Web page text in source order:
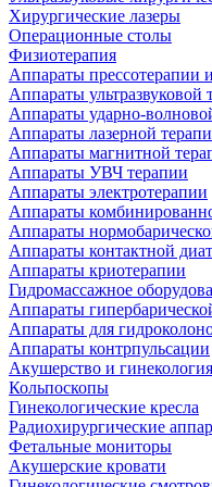
Хирургические лазеры
Операционные столы
Физиотерапия
Аппараты прессотерапии
Аппараты ультразвуковой
Аппараты ударно-
Аппараты лазерной
Аппараты магнитной
Аппараты УВЧ терапии
Аппараты электротерапии
Аппараты
Аппараты
Аппараты контактной
Аппараты криотерапии
Гидромассажное
Аппараты
Аппараты для
Аппараты контрпульсации
Акушерство и гинекология
Кольпоскопы
Гинекологические кресла
Радиохирургические
Фетальные мониторы
Акушерские кровати